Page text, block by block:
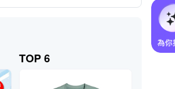
TOP 6